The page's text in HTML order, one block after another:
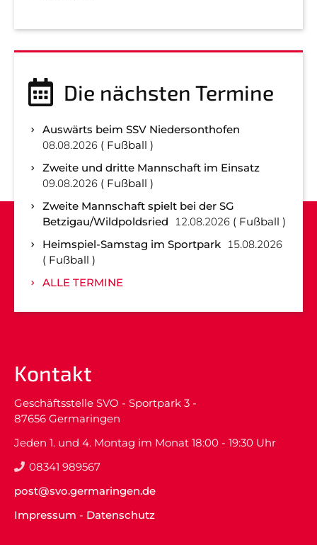
Die nächsten Termine
Auswärts beim SSV Niedersonthofen
08.08.2026
Fußball
Zweite und dritte Mannschaft im Einsatz
09.08.2026
Fußball
Zweite Mannschaft spielt bei der SG
Betzigau/Wildpoldsried
12.08.2026
Fußball
Heimspiel-Samstag im Sportpark 15.08.2026
Fußball
ALLE TERMINE
Kontakt
Geschäftsstelle SVO - Sportpark 3 -
87656 Germaringen
Jeden 1. und 4. Montag im Monat 18:00 - 19:30 Uhr
08341 989567
post@svo.germaringen.de
Impressum - Datenschutz